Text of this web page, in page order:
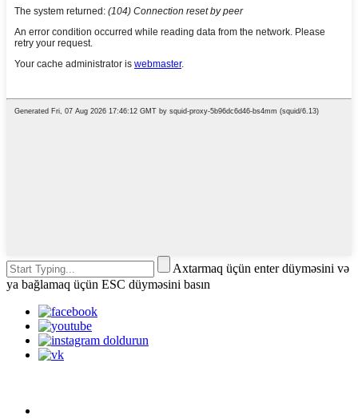
Axtarmaq üçün enter düyməsini və
ya bağlamaq üçün ESC düyməsini basın